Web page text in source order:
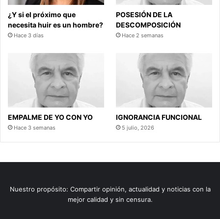
¿Y si el próximo que
necesita huir es un hombre?
Hace 3 días
POSESIÓN DE LA
DESCOMPOSICIÓN
Hace 2 semanas
EMPALME DE YO CON YO
Hace 3 semanas
IGNORANCIA FUNCIONAL
5 julio, 2026
Nuestro propósito: Compartir opinión, actualidad y noticias con la
mejor calidad y sin censura.